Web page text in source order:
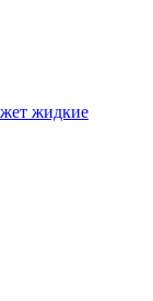
жидкие